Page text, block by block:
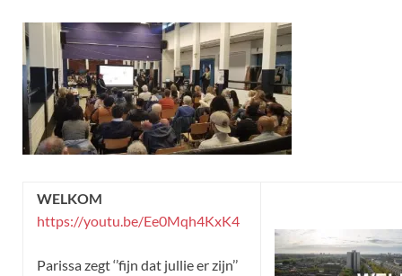
WELKOM
https://youtu.be/Ee0Mqh4KxK4
Parissa zegt ‘’fijn dat jullie er zijn’’